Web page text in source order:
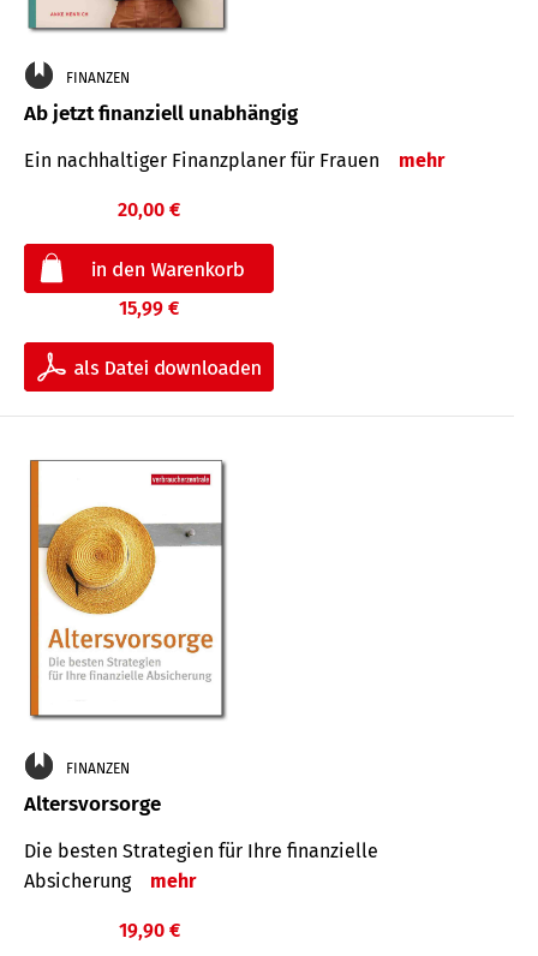
FINANZEN
Ab jetzt finanziell unabhängig
Ein nachhaltiger Finanzplaner für Frauen mehr
20,00 €
15,99 €
FINANZEN
Altersvorsorge
Die besten Strategien für Ihre finanzielle
Absicherung
mehr
19,90 €